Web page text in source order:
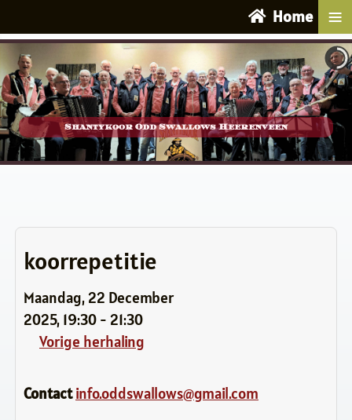
Shantykoor Odd Swallows Heerenveen
koorrepetitie
Maandag, 22 December
2025, 19:30 - 21:30
Vorige herhaling
Contactinfo.oddswallows@gmail.com
Home ≡